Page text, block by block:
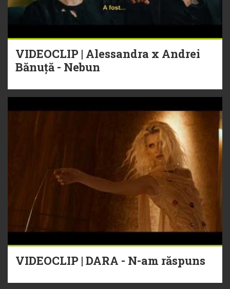
VIDEOCLIP | Alessandra x Andrei
Bănuță - Nebun
VIDEOCLIP | DARA - N-am răspuns